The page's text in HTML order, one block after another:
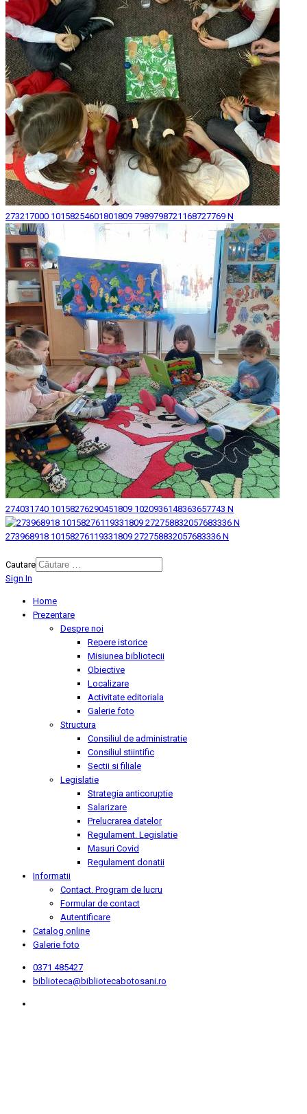
273217000 10158254601801809 7989798721168727769 N
274031740 10158276290451809 1020936148363657743 N
273968918 10158276119331809 272758832057683336 N
Cautare
Sign In
Home
Prezentare
Despre noi
Repere istorice
Misiunea bibliotecii
Obiective
Localizare
Activitate editoriala
Galerie foto
Structura
Consiliul de administratie
Consiliul stiintific
Sectii si filiale
Legislatie
Strategia anticoruptie
Salarizare
Prelucrarea datelor
Regulament. Legislatie
Masuri Covid
Regulament donatii
Informatii
Contact. Program de lucru
Formular de contact
Autentificare
Catalog online
Galerie foto
0371 485427
biblioteca@bibliotecabotosani.ro